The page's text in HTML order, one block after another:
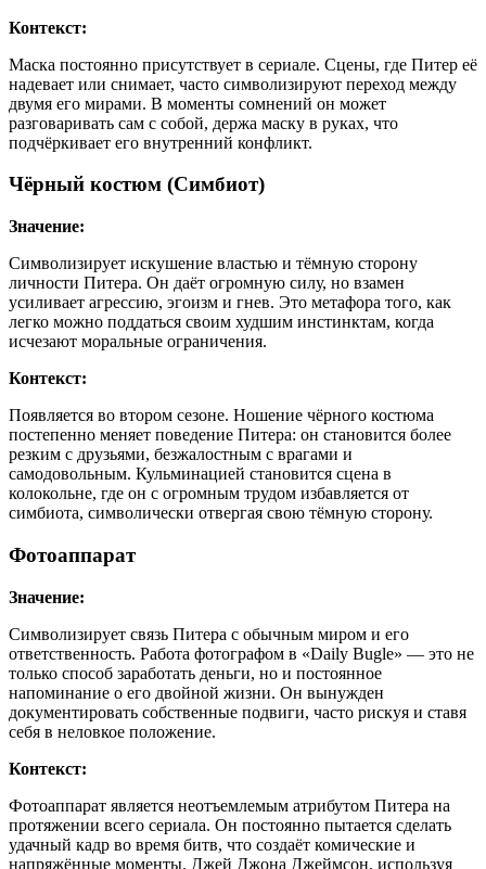
Контекст:
Маска постоянно присутствует в сериале. Сцены, где Питер её
надевает или снимает, часто символизируют переход между
двумя его мирами. В моменты сомнений он может
разговаривать сам с собой, держа маску в руках, что
подчёркивает его внутренний конфликт.
Чёрный костюм (Симбиот)
Значение:
Символизирует искушение властью и тёмную сторону
личности Питера. Он даёт огромную силу, но взамен
усиливает агрессию, эгоизм и гнев. Это метафора того, как
легко можно поддаться своим худшим инстинктам, когда
исчезают моральные ограничения.
Контекст:
Появляется во втором сезоне. Ношение чёрного костюма
постепенно меняет поведение Питера: он становится более
резким с друзьями, безжалостным с врагами и
самодовольным. Кульминацией становится сцена в
колокольне, где он с огромным трудом избавляется от
симбиота, символически отвергая свою тёмную сторону.
Фотоаппарат
Значение:
Символизирует связь Питера с обычным миром и его
ответственность. Работа фотографом в «Daily Bugle» — это не
только способ заработать деньги, но и постоянное
напоминание о его двойной жизни. Он вынужден
документировать собственные подвиги, часто рискуя и ставя
себя в неловкое положение.
Контекст:
Фотоаппарат является неотъемлемым атрибутом Питера на
протяжении всего сериала. Он постоянно пытается сделать
удачный кадр во время битв, что создаёт комические и
напряжённые моменты. Джей Джона Джеймсон, используя